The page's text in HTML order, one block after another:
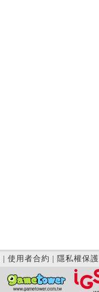
| 使用者合約 | 隱私權保護